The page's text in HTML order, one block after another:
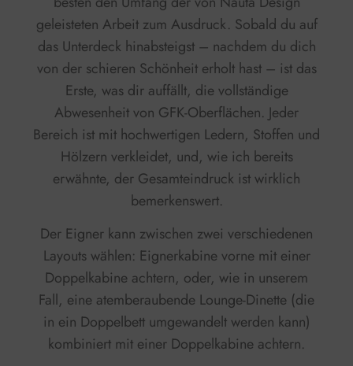
geleisteten Arbeit zum Ausdruck. Sobald du auf
das Unterdeck hinabsteigst – nachdem du dich
von der schieren Schönheit erholt hast – ist das
Erste, was dir auffällt, die vollständige
Abwesenheit von GFK-Oberflächen. Jeder
Bereich ist mit hochwertigen Ledern, Stoffen und
Hölzern verkleidet, und, wie ich bereits
erwähnte, der Gesamteindruck ist wirklich
bemerkenswert.
Der Eigner kann zwischen zwei verschiedenen
Layouts wählen: Eignerkabine vorne mit einer
Doppelkabine achtern, oder, wie in unserem
Fall, eine atemberaubende Lounge-Dinette (die
in ein Doppelbett umgewandelt werden kann)
kombiniert mit einer Doppelkabine achtern.